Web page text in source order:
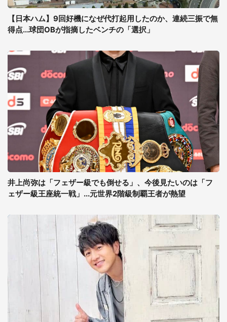
【日本ハム】9回好機になぜ代打起用したのか、連続三振で無
得点...球団OBが指摘したベンチの「選択」
井上尚弥は「フェザー級でも倒せる」、今後見たいのは「フ
ェザー級王座統一戦」...元世界2階級制覇王者が熱望